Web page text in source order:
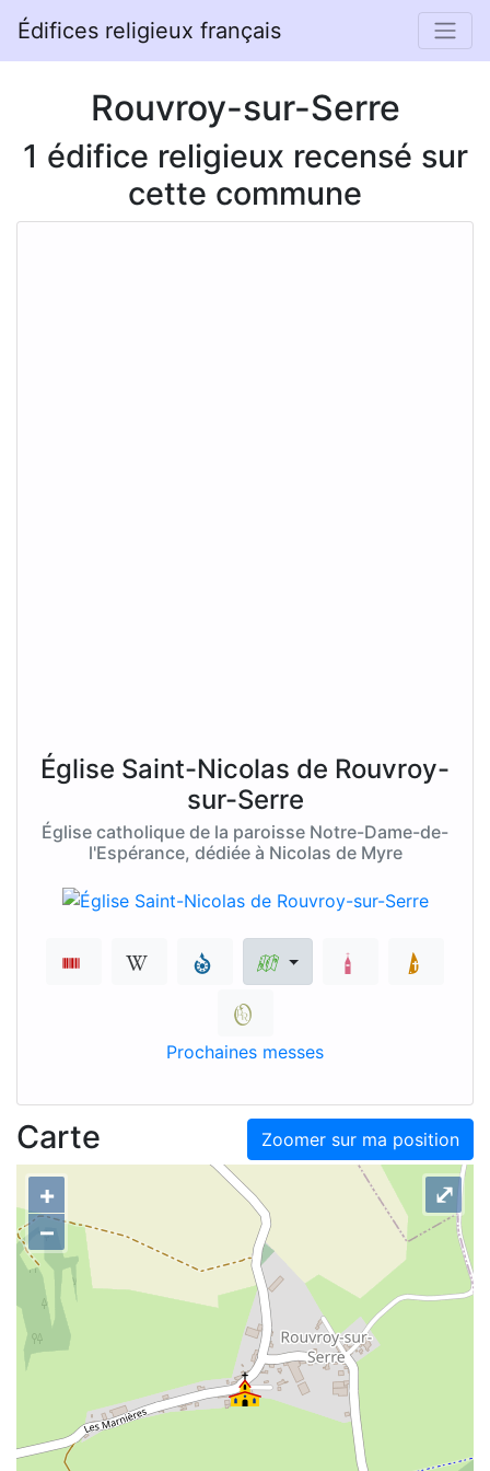
Édifices religieux français
Rouvroy-sur-Serre
1 édifice religieux recensé sur
cette commune
Église Saint-Nicolas de Rouvroy-
sur-Serre
Église catholique de la paroisse Notre-Dame-de-
l'Espérance, dédiée à Nicolas de Myre
Prochaines messes
Zoomer sur ma position
Carte
+
–
⤢